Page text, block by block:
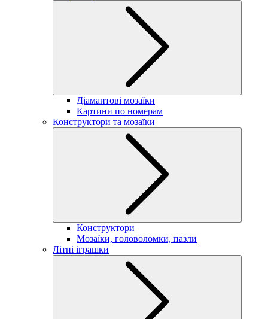
Діамантові мозаїки
Картини по номерам
Конструктори та мозаїки
Конструктори
Мозаїки, головоломки, пазли
Літні іграшки